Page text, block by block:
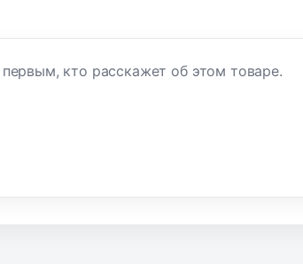
кто расскажет об этом товаре.